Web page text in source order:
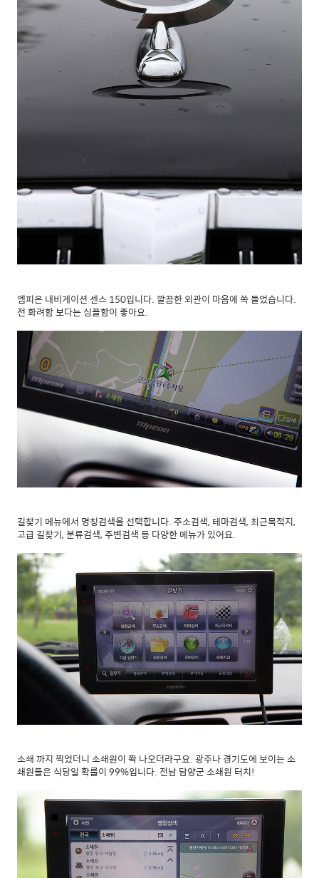
엠피온 내비게이션 센스 150입니다. 깔끔한 외관이 마음에 쏙 들었습니다.
전 화려함 보다는 심플함이 좋아요.
길찾기 메뉴에서 명칭검색을 선택합니다. 주소검색, 테마검색, 최근목적지,
고급 길찾기, 분류검색, 주변검색 등 다양한 메뉴가 있어요.
소쇄 까지 찍었더니 소쇄원이 쫙 나오더라구요. 광주나 경기도에 보이는 소
쇄원들은 식당일 확률이 99%입니다. 전남 담양군 소쇄원 터치!